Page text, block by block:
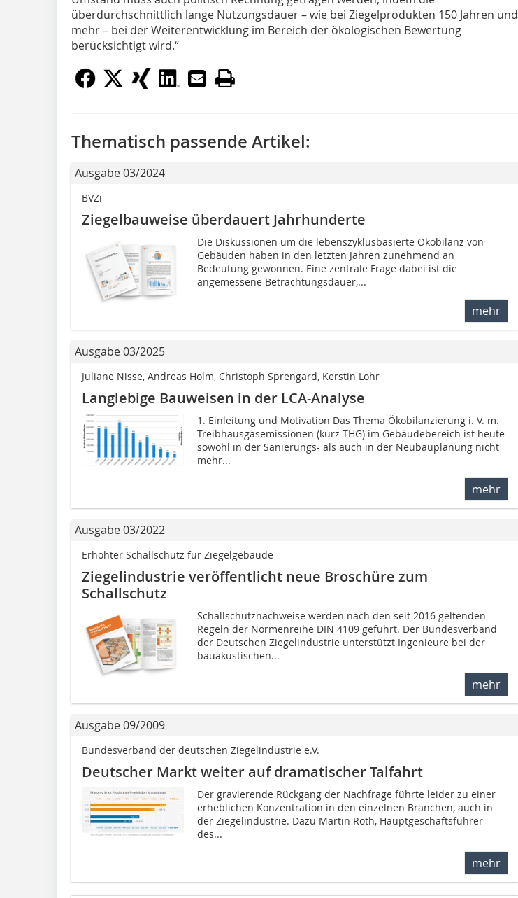
überdurchschnittlich lange Nutzungsdauer – wie bei Ziegelprodukten 150 Jahren und
mehr – bei der Weiterentwicklung im Bereich der ökologischen Bewertung
berücksichtigt wird.“
Thematisch passende Artikel:
Ausgabe 03/2024
BVZi
Ziegelbauweise überdauert Jahrhunderte
Die Diskussionen um die lebenszyklusbasierte Ökobilanz von
Gebäuden haben in den letzten Jahren zunehmend an
Bedeutung gewonnen. Eine zentrale Frage dabei ist die
angemessene Betrachtungsdauer,...
mehr
Ausgabe 03/2025
Juliane Nisse, Andreas Holm, Christoph Sprengard, Kerstin Lohr
Langlebige Bauweisen in der LCA-Analyse
1. Einleitung und Motivation Das Thema Ökobilanzierung i. V. m.
Treibhausgasemissionen (kurz THG) im Gebäudebereich ist heute
sowohl in der Sanierungs- als auch in der Neubauplanung nicht
mehr...
mehr
Ausgabe 03/2022
Erhöhter Schallschutz für Ziegelgebäude
Ziegelindustrie veröffentlicht neue Broschüre zum
Schallschutz
Schallschutznachweise werden nach den seit 2016 geltenden
Regeln der Normenreihe DIN 4109 geführt. Der Bundesverband
der Deutschen Ziegelindustrie unterstützt Ingenieure bei der
bauakustischen...
mehr
Ausgabe 09/2009
Bundesverband der deutschen Ziegelindustrie e.V.
Deutscher Markt weiter auf dramatischer Talfahrt
Der gravierende Rückgang der Nachfrage führte leider zu einer
erheblichen Konzentration in den einzelnen Branchen, auch in
der Ziegelindustrie. Dazu Martin Roth, Hauptgeschäftsführer
des...
mehr